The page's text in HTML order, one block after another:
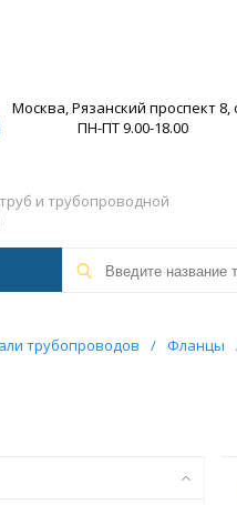
Москва, Рязанский проспект 8,
ПН-ПТ 9.00-18.00
и трубопроводной
трубопроводов / Фланцы